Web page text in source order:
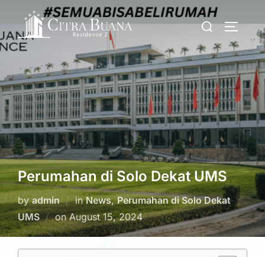
content
Search
Perumahan di Solo Dekat UMS
byadmin inNews,Perumahan di Solo Dekat
UMS
onPosted
on
August 15, 2024